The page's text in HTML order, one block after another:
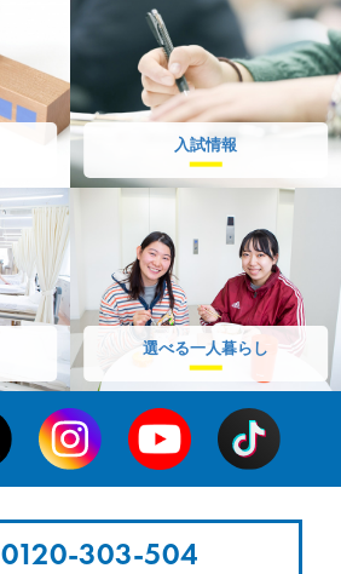
入試情報
選べる一人暮らし
0120-303-504